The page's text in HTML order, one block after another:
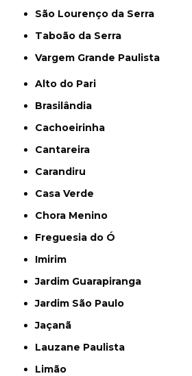
São Lourenço da Serra
Taboão da Serra
Vargem Grande Paulista
Alto do Pari
Brasilândia
Cachoeirinha
Cantareira
Carandiru
Casa Verde
Chora Menino
Freguesia do Ó
Imirim
Jardim Guarapiranga
Jardim São Paulo
Jaçanã
Lauzane Paulista
Limão